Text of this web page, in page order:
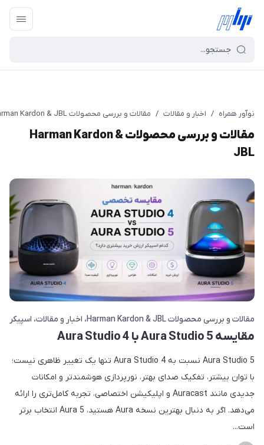
نوآور همراه / اخبار و مقالات / مقالات و بررسی محصولات Harman Kardon & JBL
مقالات و بررسی محصولات Harman Kardon &
JBL
مقالات و بررسی محصولات Harman Kardon & JBL اخبار و مقالات اسپیکر
مقایسه Aura Studio 5 با Aura Studio 4
Aura Studio 5 نسبت به Aura Studio 4 تنها یک تغییر ظاهری نیست؛
با توان بیشتر، تفکیک صدای بهتر، نورپردازی هوشمندتر و امکانات
جدیدی مانند Auracast و اپلیکیشن اختصاصی، تجربه کامل‌تری را ارائه
می‌دهد. اگر به دنبال بهترین نسخه Aura هستید، Aura 5 انتخاب برتر
است...